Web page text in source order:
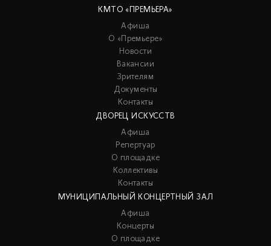
КМТО «ПРЕМЬЕРА»
Афиша
О «Премьере»
Новости
Вакансии
Зрителям
Документы
Контакты
ДВОРЕЦ ИСКУССТВ
Афиша
Репертуар
О площадке
Коллективы
Контакты
МУНИЦИПАЛЬНЫЙ КОНЦЕРТНЫЙ ЗАЛ
Афиша
Концерты
О площадке